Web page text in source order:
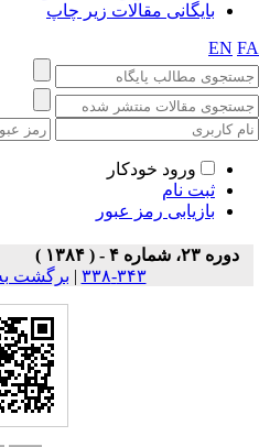
بایگانی مقالات زیر چاپ
EN
ورود خودکار
ثبت نام
بازیابی رمز عبور
دوره ۲۳، شماره ۴ - ( ۱۳۸۴ )
۳۴۳-۳۳۸
| برگشت